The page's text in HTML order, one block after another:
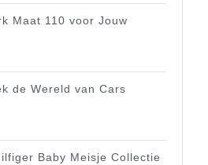
Maat 110 voor Jouw
de Wereld van Cars
Baby Meisje Collectie